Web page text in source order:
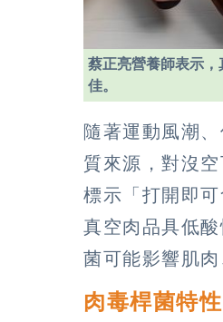
蔡正亮營養師表示
佳。
隨著運動風潮
質來源，對沒
標示「打開即
真空肉品具低
菌可能影響肌
肉毒桿菌特